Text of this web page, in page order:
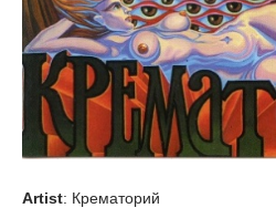
Artist: Крематорий